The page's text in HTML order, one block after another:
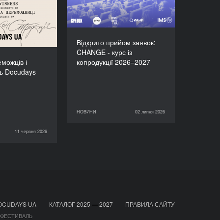
Відкрито прийом заявок:
CHANGE - курс із
копродукції 2026–2027
НОВИНИ 02 липня 2026
НОВИНИ
02 липня 2026
і
Docudays
11 червня 2026
UA-2026!
НОВИНИ
UA КАТАЛОГ 2025 — 2027 ПРАВИЛА САЙТУ